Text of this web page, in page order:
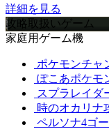
詳細を見る
攻略取扱いゲーム
家庭用ゲーム機
ポケモンチャ
ぽこあポケモ
スプラレイダ
時のオカリナ
ペルソナ4ゴ